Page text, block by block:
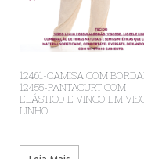
12461-CAMISA COM
12455-PANTACURT COM
ELÁSTICO E VINCO EM
LINHO